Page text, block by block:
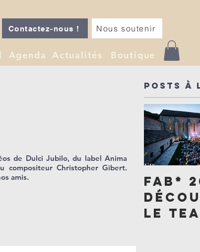
Contactez-nous ! Nous soutenir
Agenda Actualités Boutique
Posts à
de Dulci Jubilo, du label Anima
compositeur Christopher Gibert.
amis.
FAB*
le